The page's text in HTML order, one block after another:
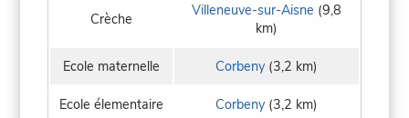
Crèche Villeneuve-sur-Aisne (9,8
km)
Ecole maternelle Corbeny (3,2 km)
Ecole élementaire Corbeny (3,2 km)